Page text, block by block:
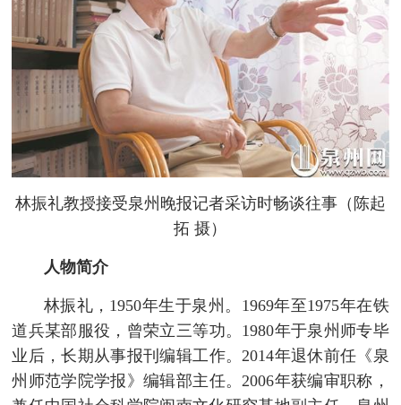
林振礼教授接受泉州晚报记者采访时畅谈往事（陈起
拓 摄）
人物简介
林振礼，1950年生于泉州。1969年至1975年在铁
道兵某部服役，曾荣立三等功。1980年于泉州师专毕
业后，长期从事报刊编辑工作。2014年退休前任《泉
州师范学院学报》编辑部主任。2006年获编审职称，